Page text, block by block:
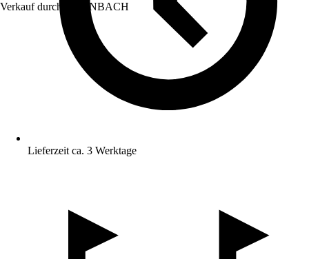
Verkauf durch: HORNBACH
Lieferzeit ca. 3 Werktage